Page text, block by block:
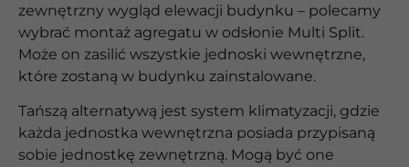
zewnętrzny wygląd elewacji budynku – polecamy
wybrać montaż agregatu w odsłonie Multi Split.
Może on zasilić wszystkie jednoski wewnętrzne,
które zostaną w budynku zainstalowane.
Tańszą alternatywą jest system klimatyzacji, gdzie
każda jednostka wewnętrzna posiada przypisaną
sobie jednostkę zewnętrzną. Mogą być one